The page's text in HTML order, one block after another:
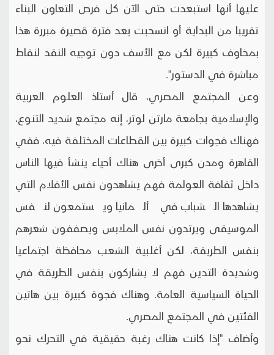
عليها أنها استبعدت حتى الآن كل فرص التعاون البناء
تقريبا من البداية أو انسحبت بعد فترة قصيرة مبررة هذا
بمخاوف كبيرة لكن مع الأسف دون توجيه النقد لنقاط
مباشرة في الدستور".
وعن المجتمع المصري، قال أستاذ العلوم العربية
والإسلامية بجامعة مارتن لوتر، إنه مجتمع شديد التنوع،
فهناك فجوات كبيرة بين القطاعات المختلفة فيه، ففي
القاهرة ومدن كبرى أخرى هناك أحياء ينشأ فيها الناس
داخل ثقافة العولمة فهم يشاهدون نفس الأفلام التي
يشاهدها الشباب في ألمانيا ويستمعون لنفس
الموسيقى ويرتدون نفس الملابس ويصففون شعرهم
بنفس الطريقة، لكن أغلبية الشعب محافظة اجتماعيا
وشديدة التدين فهم لا يشاركون بنفس الطريقة في
الحياة السياسية العامة. وهناك فجوة كبيرة بين هاتين
الفئتين في المجتمع المصري.
وأضاف "إذا كانت هناك رغبة حقيقية في التحرك نحو